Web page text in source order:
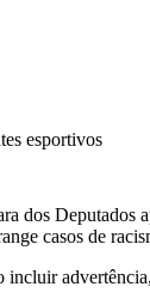
esportivos
dos
casos de
incluir